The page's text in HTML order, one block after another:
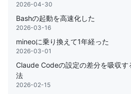
2026-04-30
Bashの起動を高速化した
2026-03-16
mineoに乗り換えて1年経った
2026-03-01
Claude Codeの設定の差分を吸収
法
2026-02-15